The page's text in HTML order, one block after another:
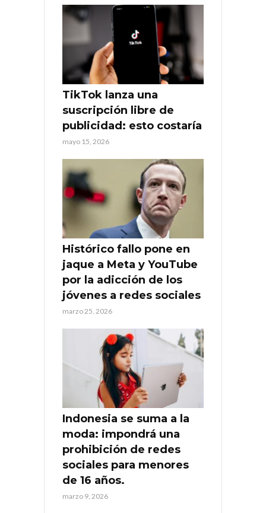
TikTok lanza una
suscripción libre de
publicidad: esto costaría
mayo 15, 2026
Histórico fallo pone en
jaque a Meta y YouTube
por la adicción de los
jóvenes a redes sociales
marzo 25, 2026
Indonesia se suma a la
moda: impondrá una
prohibición de redes
sociales para menores
de 16 años.
marzo 9, 2026